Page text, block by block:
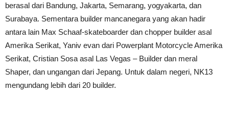
berasal dari Bandung, Jakarta, Semarang, yogyakarta, dan
Surabaya. Sementara builder mancanegara yang akan hadir
antara lain Max Schaaf-skateboarder dan chopper builder asal
Amerika Serikat, Yaniv evan dari Powerplant Motorcycle Amerika
Serikat, Cristian Sosa asal Las Vegas – Builder dan meral
Shaper, dan ungangan dari Jepang. Untuk dalam negeri, NK13
mengundang lebih dari 20 builder.